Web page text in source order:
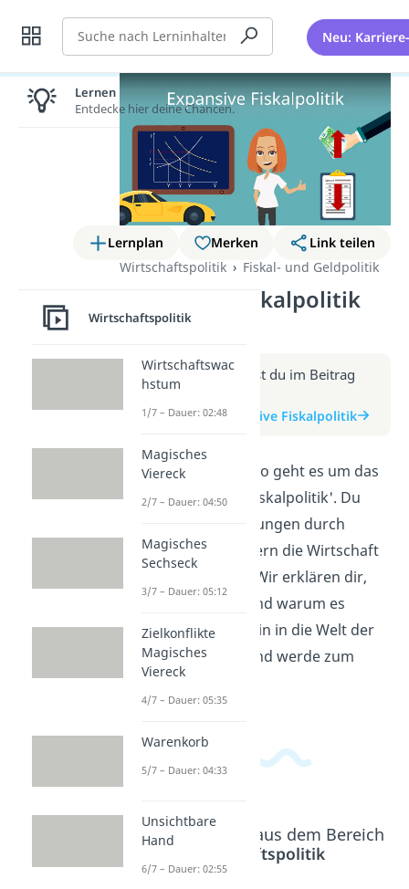
Suche Neu:
Lernplan Merken
Link teilen
Wirtschaftspolitik
Fiskal- und Geldpolitik
Expansive Fiskalpolitik
(Video)
Weitere Infos erhältst du im Beitrag
zum Video
zum Beitrag: Expansive Fiskalpolitik
In diesem Erklärvideo geht es um das
Thema 'Expansive Fiskalpolitik'. Du
erfährst, wie Regierungen durch
Ausgaben und Steuern die Wirtschaft
ankurbeln können. Wir erklären dir,
was das bedeutet und warum es
wichtig ist. Tauche ein in die Welt der
Wirtschaftspolitik und werde zum
Experten!
Beliebte Inhalte aus dem Bereich
Wirtschaftspolitik
Lernen lohnt sich!
Entdecke hier deine Chancen.
Wirtschaftspolitik
Wirtschaftswac
hstum
1/7 – Dauer: 02:48
Magisches
Viereck
2/7 – Dauer: 04:50
Magisches
Sechseck
3/7 – Dauer: 05:12
Zielkonflikte
Magisches
Viereck
4/7 – Dauer: 05:35
Warenkorb
5/7 – Dauer: 04:33
Unsichtbare
Hand
6/7 – Dauer: 02:55